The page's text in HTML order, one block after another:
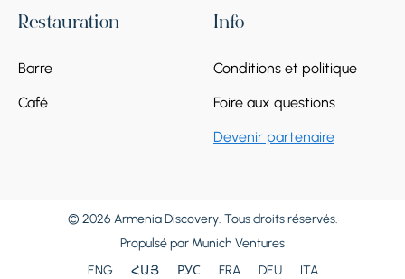
Restauration
Barre
Café
Info
Conditions et politique
Foire aux questions
Devenir partenaire
© 2026 Armenia Discovery. Tous droits réservés.
Propulsé par Munich Ventures
ENG
ՀԱՅ РУС FRA DEU ITA